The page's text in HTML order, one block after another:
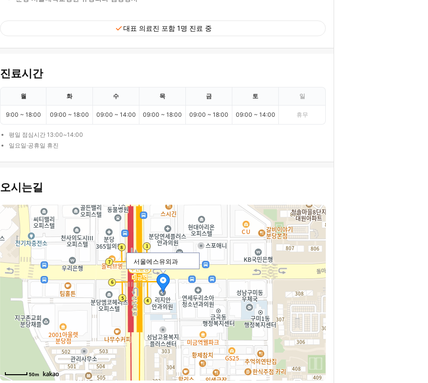
check대표 의료진 포함 1명 진료 중
진료시간
월 화 수 목 금 토 일
9:00 ~ 18:00 09:00 ~ 18:00 09:00 ~ 14:00 09:00 ~ 18:00 09:00 ~ 18:00 09:00 ~ 14:00 휴무
평일 점심시간 13:00~14:00
일요일·공휴일 휴진
오시는길
서울에스유외과
50m